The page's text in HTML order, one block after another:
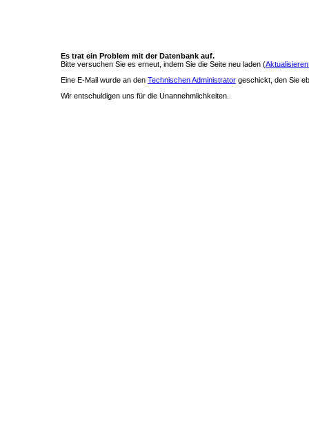
Es trat ein Problem mit der Datenbank auf.
Bitte versuchen Sie es erneut, indem Sie die Seite neu laden (
Eine E-Mail wurde an den Technischen Administrator geschickt, den Sie
Wir entschuldigen uns für die Unannehmlichkeiten.